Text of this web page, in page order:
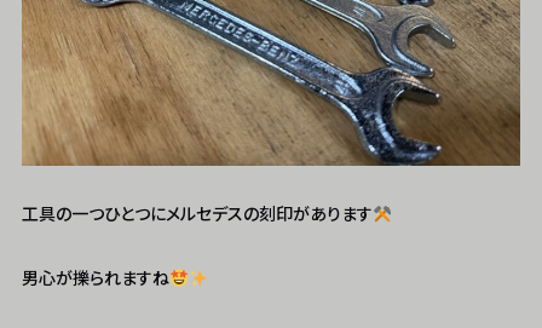
工具の一つひとつにメルセデスの刻印があります
男心が擽られますね